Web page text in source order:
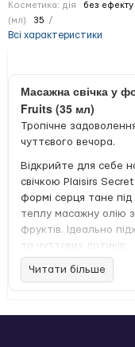
Косметика: дія
без ефекту
(мл)
35
Всі характеристики
Масажна свічка у
Fruits (35 мл)
Тропічне
чуттєвого вечора.
Відкрийте для себе
свічкою Plaisirs
формі серця тане
теплу масажну олію
фруктів. Ідеально
та чуттєвих дотиків.
Олія легко
гладкою та сяючою.
створюють затишну,
до близькості.
Читати більше